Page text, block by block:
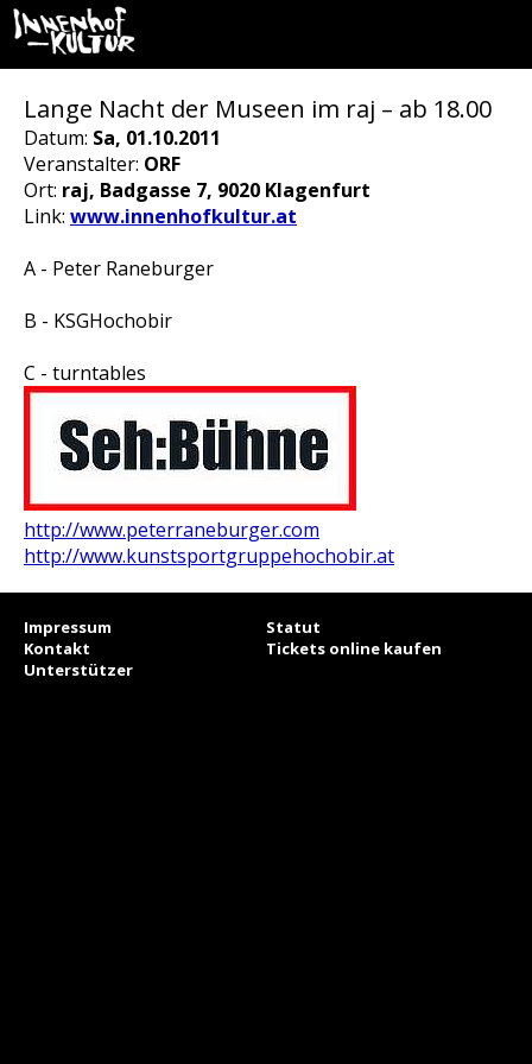
Lange Nacht der Museen im raj – ab 18.00
Datum: Sa, 01.10.2011
Veranstalter: ORF
Ort: raj, Badgasse 7, 9020 Klagenfurt
Link: www.innenhofkultur.at
A - Peter Raneburger
B - KSGHochobir
C - turntables
http://www.peterraneburger.com
http://www.kunstsportgruppehochobir.at
Impressum
Statut
Kontakt
Tickets online kaufen
Unterstützer